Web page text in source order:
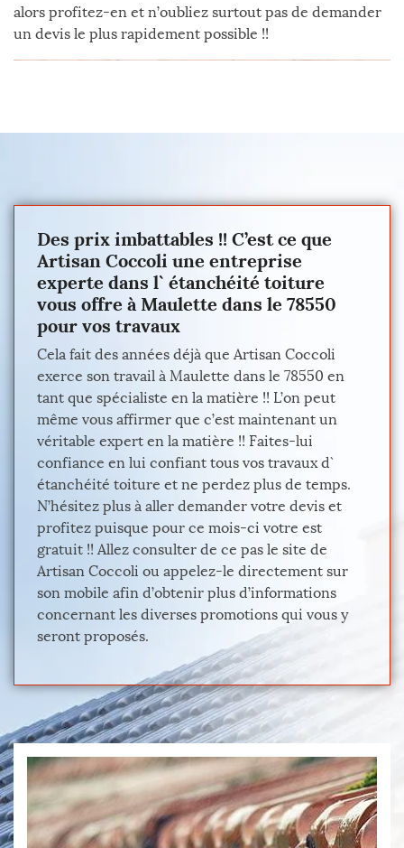
alors profitez-en et n’oubliez surtout pas de demander
un devis le plus rapidement possible !!
Des prix imbattables !! C’est ce que
Artisan Coccoli une entreprise
experte dans l` étanchéité toiture
vous offre à Maulette dans le 78550
pour vos travaux
Cela fait des années déjà que Artisan Coccoli
exerce son travail à Maulette dans le 78550 en
tant que spécialiste en la matière !! L’on peut
même vous affirmer que c’est maintenant un
véritable expert en la matière !! Faites-lui
confiance en lui confiant tous vos travaux d`
étanchéité toiture et ne perdez plus de temps.
N’hésitez plus à aller demander votre devis et
profitez puisque pour ce mois-ci votre est
gratuit !! Allez consulter de ce pas le site de
Artisan Coccoli ou appelez-le directement sur
son mobile afin d’obtenir plus d’informations
concernant les diverses promotions qui vous y
seront proposés.